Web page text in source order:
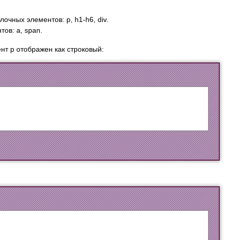
элементов: p, h1-h6, div.
a, span.
p отображен как строковый: